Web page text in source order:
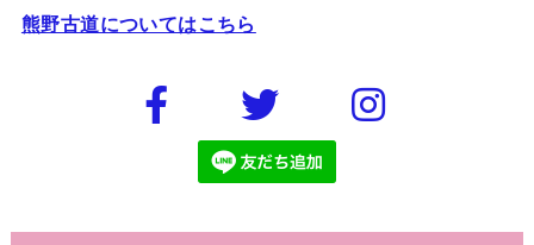
熊野古道についてはこちら